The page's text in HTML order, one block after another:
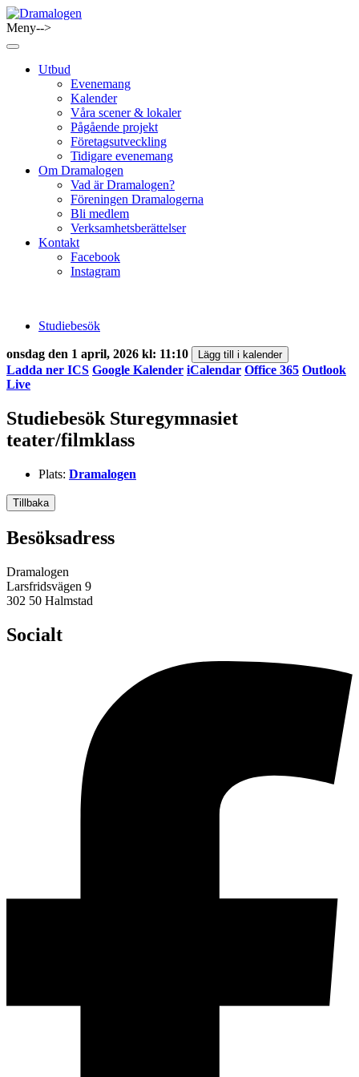
Skip
to
content
Meny-->
Utbud
Evenemang
Kalender
Våra scener & lokaler
Pågående projekt
Företagsutveckling
Tidigare evenemang
Om Dramalogen
Vad är Dramalogen?
Föreningen Dramalogerna
Bli medlem
Verksamhetsberättelser
Kontakt
Facebook
Instagram
Studiebesök
onsdag den 1 april, 2026 kl: 11:10 Lägg till i kalender
Ladda ner ICS Google Kalender iCalendar Office 365 Outlook
Live
Studiebesök Sturegymnasiet
teater/filmklass
Plats: Dramalogen
Tillbaka
Besöksadress
Dramalogen
Larsfridsvägen 9
302 50 Halmstad
Socialt